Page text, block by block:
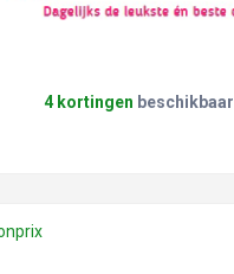
4 kortingen beschikbaar